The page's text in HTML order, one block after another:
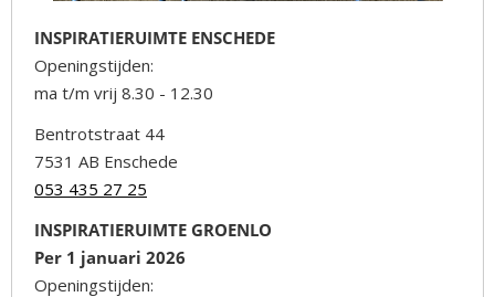
INSPIRATIERUIMTE ENSCHEDE
Openingstijden:
ma t/m vrij 8.30 - 12.30
Bentrotstraat 44
7531 AB Enschede
053 435 27 25
INSPIRATIERUIMTE GROENLO
Per 1 januari 2026
Openingstijden: